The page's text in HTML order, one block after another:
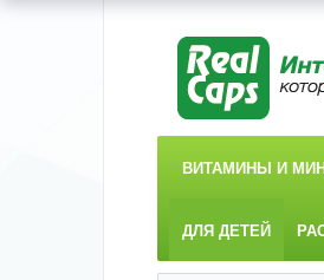
ВИТАМИНЫ И
ДЛЯ ДЕТЕЙ